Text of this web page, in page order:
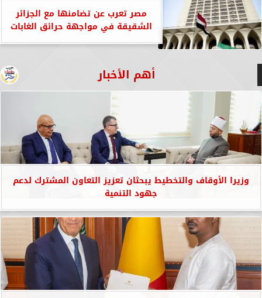
مصر تعرب عن تضامنها مع الجزائر
الشقيقة في مواجهة حرائق الغابات
أهم الأخبار
وزيرا الأوقاف والتخطيط يبحثان تعزيز التعاون المشترك لدعم
جهود التنمية